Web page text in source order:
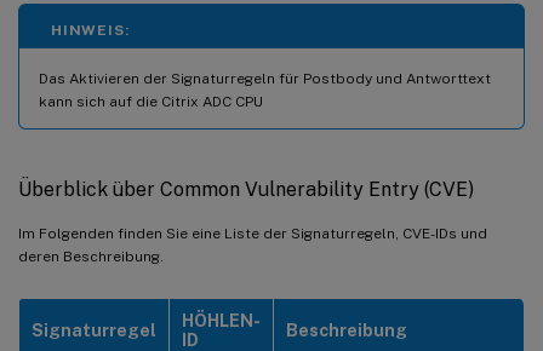
HINWEIS:
Das Aktivieren der Signaturregeln für Postbody und Antworttext
kann sich auf die Citrix ADC CPU
Überblick über Common Vulnerability Entry (CVE)
Im Folgenden finden Sie eine Liste der Signaturregeln, CVE-IDs und
deren Beschreibung.
Signaturregel
HÖHLEN-
ID
Beschreibung